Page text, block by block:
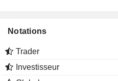
Notations
Trader
Investisseur